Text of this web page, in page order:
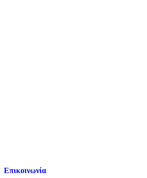
Επικοινωνία